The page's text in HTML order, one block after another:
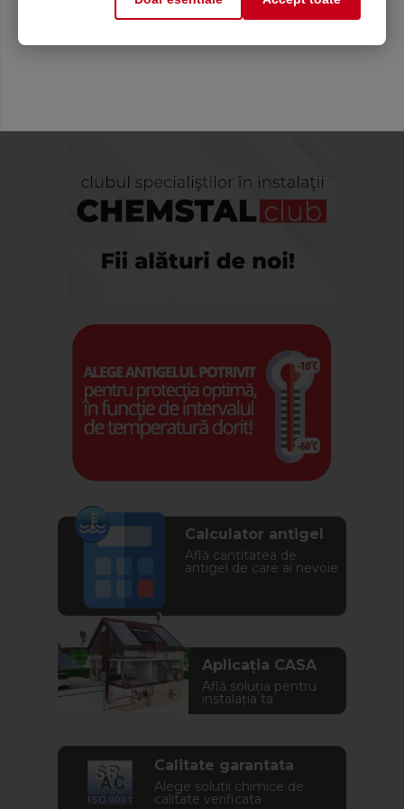
Calculator antigel
Află cantitatea de
antigel de care ai nevoie
Aplicația CASA
Află soluția pentru
instalația ta
Calitate garantata
Alege solutii chimice de
calitate verificata
Mă abonez